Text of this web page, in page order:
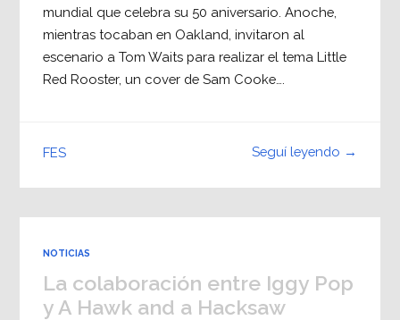
mundial que celebra su 50 aniversario. Anoche,
mientras tocaban en Oakland, invitaron al
escenario a Tom Waits para realizar el tema Little
Red Rooster, un cover de Sam Cooke….
Seguí leyendo →
FES
NOTICIAS
La colaboración entre Iggy Pop
y A Hawk and a Hacksaw